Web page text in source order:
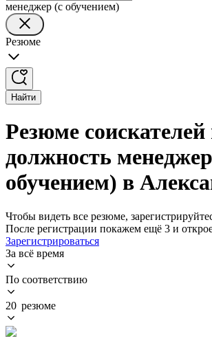
менеджер (с обучением)
Резюме
Найти
Резюме соискателей
должность
обучением) в
Чтобы видеть все резюме,
После регистрации покажем ещё 3 и
Зарегистрироваться
За всё время
По соответствию
20 резюме